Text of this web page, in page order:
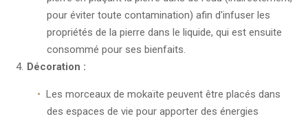
pour éviter toute contamination) afin d'infuser les
propriétés de la pierre dans le liquide, qui est ensuite
consommé pour ses bienfaits.
Décoration :
Les morceaux de mokaïte peuvent être placés dans
des espaces de vie pour apporter des énergies